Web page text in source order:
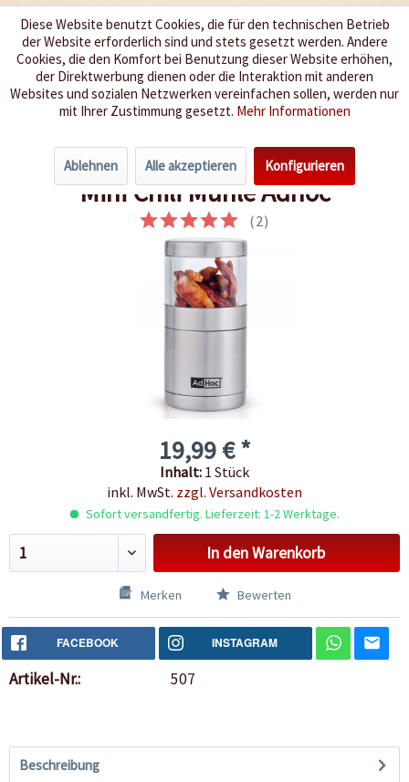
Wir würzen Ihr Leben
Menü
Übersicht Gewürze der Welt
Mini Chili Mühle Adhoc
(2)
19,99 € *
Inhalt: 1 Stück
inkl. MwSt. zzgl. Versandkosten
Sofort versandfertig. Lieferzeit: 1-2 Werktage.
In denWarenkorb
Merken Bewerten
FACEBOOK INSTAGRAM
Artikel-Nr.: 507
Beschreibung
Diese Website benutzt Cookies, die für den technischen Betrieb
der Website erforderlich sind und stets gesetzt werden. Andere
Cookies, die den Komfort bei Benutzung dieser Website erhöhen,
der Direktwerbung dienen oder die Interaktion mit anderen
Websites und sozialen Netzwerken vereinfachen sollen, werden nur
mit Ihrer Zustimmung gesetzt. Mehr Informationen
Ablehnen Alle akzeptieren Konfigurieren